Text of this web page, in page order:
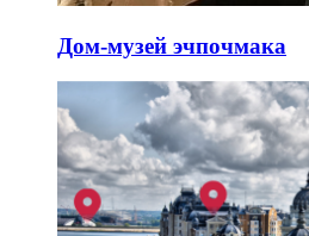
Дом-музей эчпочмака